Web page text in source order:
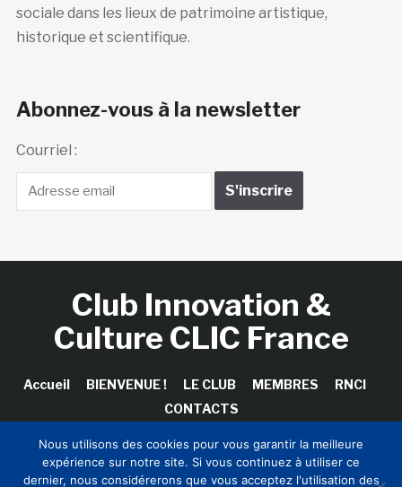
sociale dans les lieux de patrimoine artistique,
historique et scientifique.
Abonnez-vous à la newsletter
Courriel :
Club Innovation &
Culture CLIC France
Accueil BIENVENUE ! LE CLUB MEMBRES
RNCI
CONTACTS
Nous utilisons des cookies pour vous garantir la meilleure
expérience sur notre site. Si vous continuez à utiliser ce
dernier, nous considérerons que vous acceptez l'utilisation des